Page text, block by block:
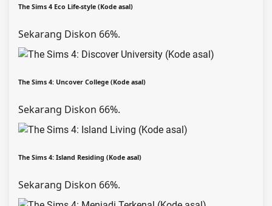
The Sims 4 Eco Life-style (Kode asal)
Sekarang Diskon 66%.
The Sims 4: Uncover College (Kode asal)
Sekarang Diskon 66%.
The Sims 4: Island Residing (Kode asal)
Sekarang Diskon 66%.